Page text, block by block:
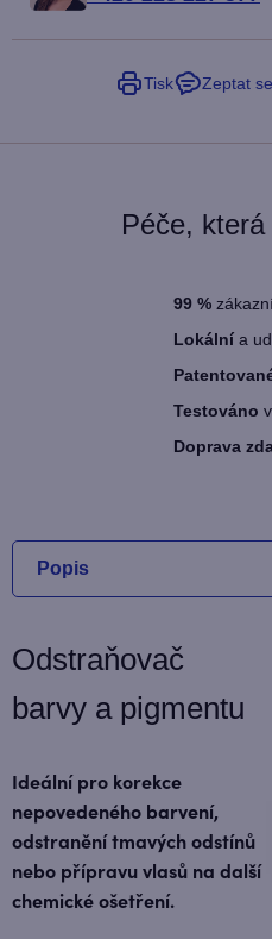
Tisk Zeptat se
Péče,
99 %
Lokální a
Testováno
Doprava
Popis
Odstraňovač
barvy a pigmentu
Ideální pro korekce
nepovedeného barvení,
odstranění tmavých odstínů
nebo přípravu vlasů na další
chemické ošetření.